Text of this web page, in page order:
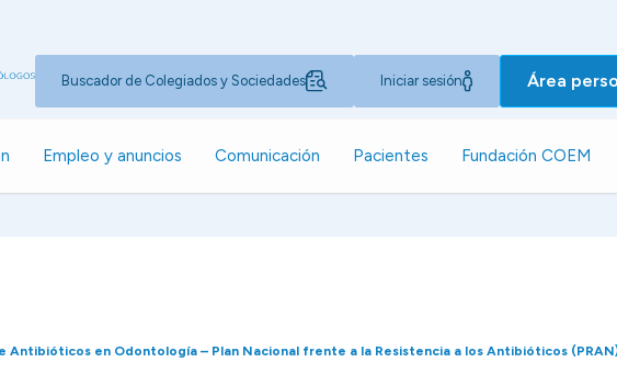
Buscador de Colegiados y Sociedades Iniciar sesión Área
Empleo y anuncios Comunicación Pacientes Fundación COEM
Antibióticos en Odontología – Plan Nacional frente a la Resistencia a los Antibióticos